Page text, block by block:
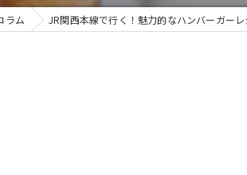
ラム JR関西本線で行く！魅力的なハンバーガー